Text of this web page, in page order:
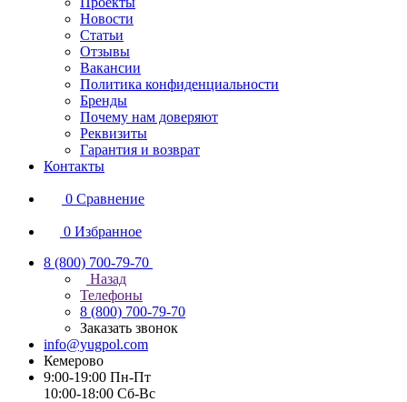
Новости
Статьи
Отзывы
Вакансии
Политика конфиденциальности
Бренды
Почему нам доверяют
Реквизиты
Гарантия и возврат
Контакты
0 Сравнение
0 Избранное
8 (800) 700-79-70
Назад
Телефоны
8 (800) 700-79-70
Заказать звонок
info@yugpol.com
Кемерово
9:00-19:00 Пн-Пт
10:00-18:00 Cб-Вс